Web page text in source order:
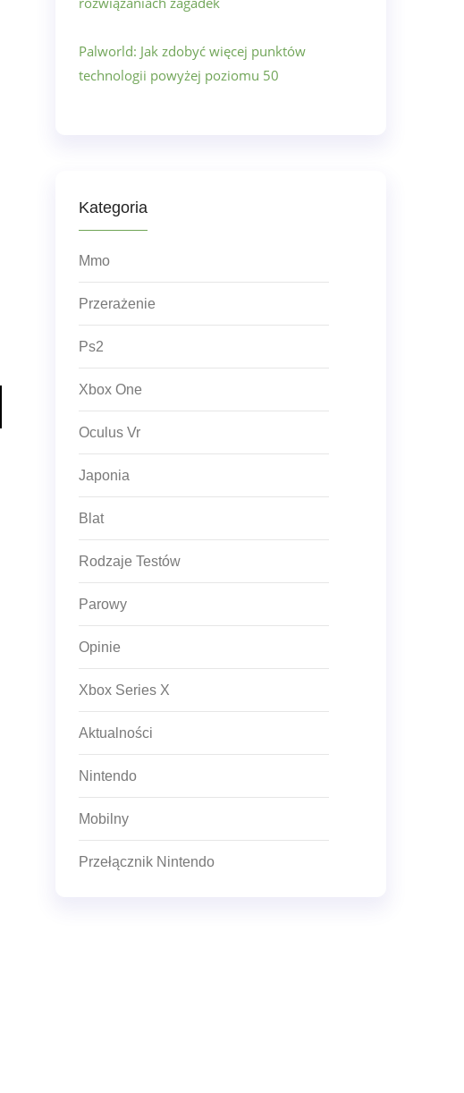
Palworld: Jak zdobyć więcej punktów
technologii powyżej poziomu 50
Kategoria
Mmo
Przerażenie
Ps2
Xbox One
Oculus Vr
Japonia
Blat
Rodzaje Testów
Parowy
Opinie
Xbox Series X
Aktualności
Nintendo
Mobilny
Przełącznik Nintendo